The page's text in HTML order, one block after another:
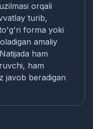
orqali
turib,
forma yoki
amaliy
ham
ham
javob beradigan